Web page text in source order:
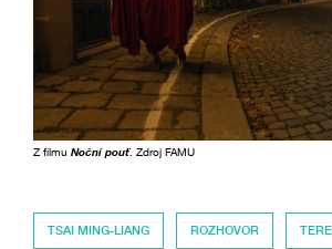
Z filmu Noční pouť. Zdroj FAMU
TSAI MING-LIANG ROZHOVOR